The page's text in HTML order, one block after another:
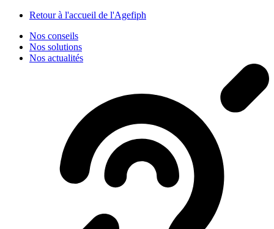
Retour à l'accueil de l'Agefiph
Nos conseils
Nos solutions
Nos actualités